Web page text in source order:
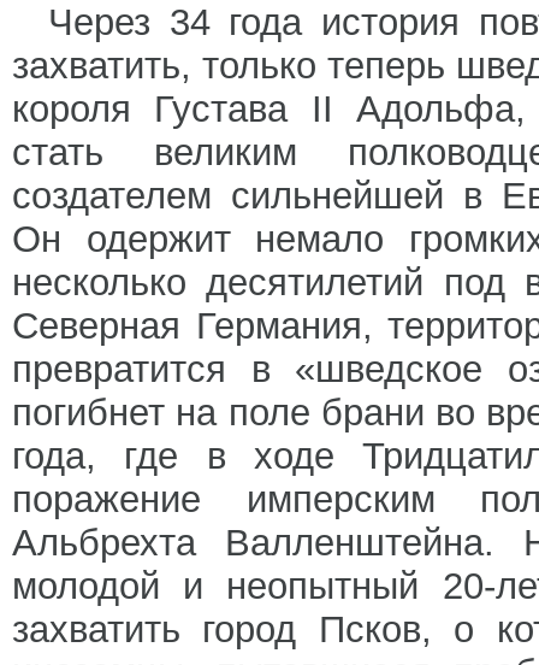
Через 34 года история
захватить, только теперь
короля Густава II Адольфа,
стать великим
создателем сильнейшей в
Он одержит немало
несколько десятилетий
Северная Германия,
превратится в «шведское
погибнет на поле брани во
года, где в ходе
поражение имперским
Альбрехта
молодой и неопытный 20-
захватить город Псков, о